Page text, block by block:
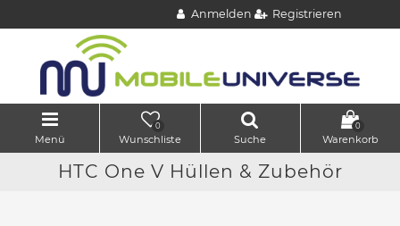
Anmelden Registrieren
Menü
0
Wunschliste Suche
0
Warenkorb
HTC One V Hüllen & Zubehör